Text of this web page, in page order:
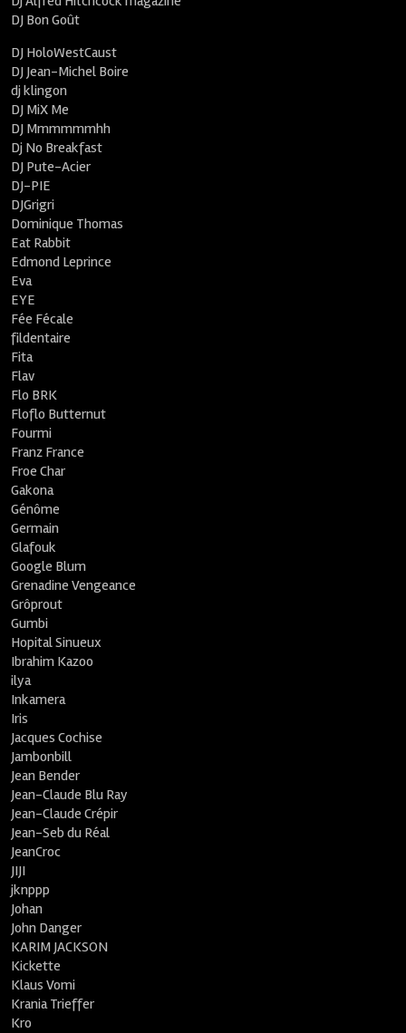
DJ Bon Goût
DJ HoloWestCaust
DJ Jean-Michel Boire
dj klingon
DJ MiX Me
DJ Mmmmmmhh
Dj No Breakfast
DJ Pute-Acier
DJ-PIE
DJGrigri
Dominique Thomas
Eat Rabbit
Edmond Leprince
Eva
EYE
Fée Fécale
fildentaire
Fita
Flav
Flo BRK
Floflo Butternut
Fourmi
Franz France
Froe Char
Gakona
Génôme
Germain
Glafouk
Google Blum
Grenadine Vengeance
Grôprout
Gumbi
Hopital Sinueux
Ibrahim Kazoo
ilya
Inkamera
Iris
Jacques Cochise
Jambonbill
Jean Bender
Jean-Claude Blu Ray
Jean-Claude Crépir
Jean-Seb du Réal
JeanCroc
JIJI
jknppp
Johan
John Danger
KARIM JACKSON
Kickette
Klaus Vomi
Krania Trieffer
Kro